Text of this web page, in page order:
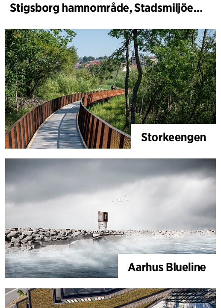
Stigsborg hamnområde, Stadsmiljöer och Landskap
Storkeengen
Aarhus Blueline